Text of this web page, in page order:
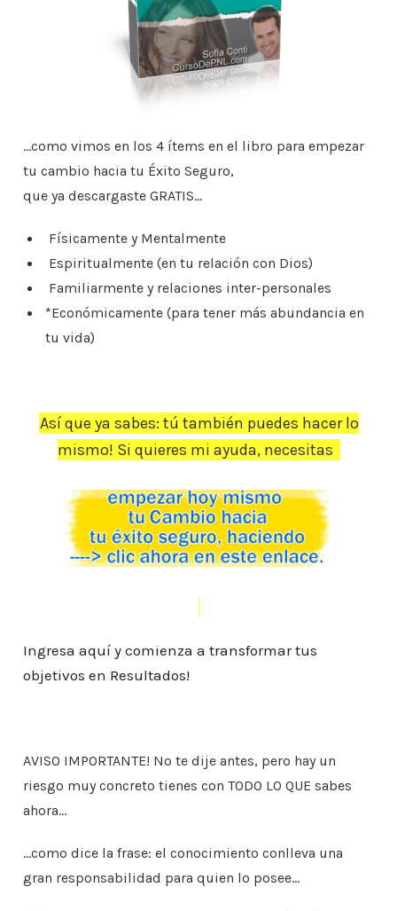
…como vimos en los 4 ítems en el libro para empezar
tu cambio hacia tu Éxito Seguro,
que ya descargaste GRATIS…
Físicamente y Mentalmente
Espiritualmente (en tu relación con Dios)
Familiarmente y relaciones inter-personales
*Económicamente (para tener más abundancia en
tu vida)
Así que ya sabes: tú también puedes hacer lo
mismo! Si quieres mi ayuda, necesitas
Ingresa aquí y comienza a transformar tus
objetivos en Resultados!
AVISO IMPORTANTE! No te dije antes, pero hay un
riesgo muy concreto tienes con TODO LO QUE sabes
ahora…
…como dice la frase: el conocimiento conlleva una
gran responsabilidad para quien lo posee…